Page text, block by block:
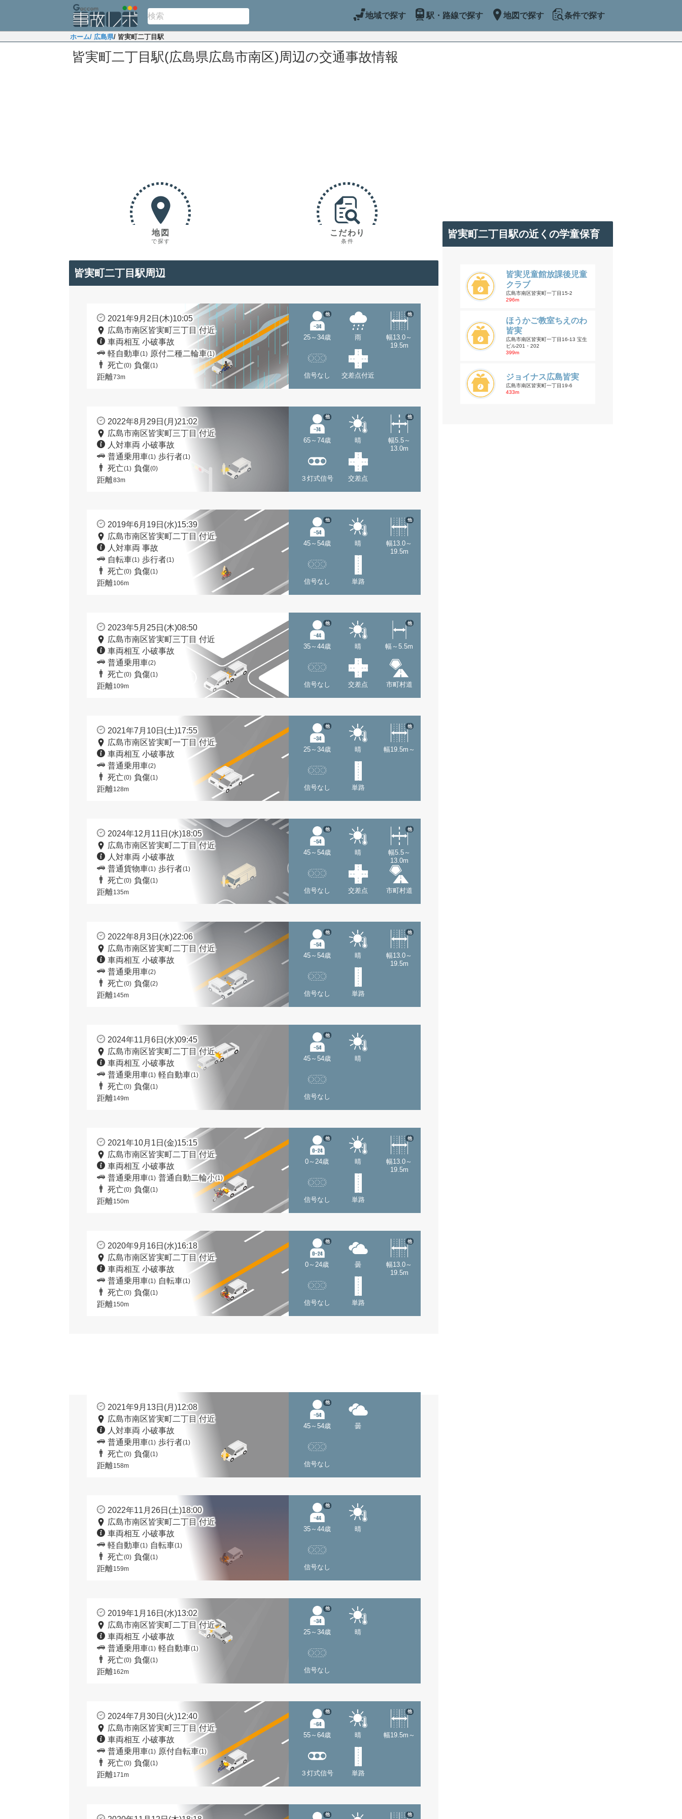
地域で探す 駅・路線で探す 地図で探す 条件で探す
ホーム/ 広島県/ 皆実町二丁目駅
皆実町二丁目駅(広島県広島市南区)周辺の交通事故情報
地図
で探す
こだわり
条件
皆実町二丁目駅周辺
2021年9月2日(木)10:05
広島市南区皆実町三丁目 付近
車両相互 小破事故
軽自動車(1) 原付二種二輪車(1)
死亡(0) 負傷(1)
距離73m
25～34歳
他
雨
幅13.0～
19.5m
他
信号なし 交差点付近
2022年8月29日(月)21:02
広島市南区皆実町三丁目 付近
人対車両 小破事故
普通乗用車(1) 歩行者(1)
死亡(1) 負傷(0)
距離83m
65～74歳
他
晴
幅5.5～
13.0m
他
３灯式信号 交差点
2019年6月19日(水)15:39
広島市南区皆実町二丁目 付近
人対車両 事故
自転車(1) 歩行者(1)
死亡(0) 負傷(1)
距離106m
45～54歳
他
晴
幅13.0～
19.5m
他
信号なし 単路
2023年5月25日(木)08:50
広島市南区皆実町三丁目 付近
車両相互 小破事故
普通乗用車(2)
死亡(0) 負傷(1)
距離109m
35～44歳
他
晴 幅～5.5m
他
信号なし 交差点 市町村道
2021年7月10日(土)17:55
広島市南区皆実町一丁目 付近
車両相互 小破事故
普通乗用車(2)
死亡(0) 負傷(1)
距離128m
25～34歳
他
晴 幅19.5m～
他
信号なし 単路
2024年12月11日(水)18:05
広島市南区皆実町二丁目 付近
人対車両 小破事故
普通貨物車(1) 歩行者(1)
死亡(0) 負傷(1)
距離135m
45～54歳
他
晴
幅5.5～
13.0m
他
信号なし 交差点 市町村道
2022年8月3日(水)22:06
広島市南区皆実町二丁目 付近
車両相互 小破事故
普通乗用車(2)
死亡(0) 負傷(2)
距離145m
45～54歳
他
晴
幅13.0～
19.5m
他
信号なし 単路
2024年11月6日(水)09:45
広島市南区皆実町二丁目 付近
車両相互 小破事故
普通乗用車(1) 軽自動車(1)
死亡(0) 負傷(1)
距離149m
45～54歳
他
晴
信号なし
2021年10月1日(金)15:15
広島市南区皆実町二丁目 付近
車両相互 小破事故
普通乗用車(1) 普通自動二輪小(1)
死亡(0) 負傷(1)
距離150m
0～24歳
他
晴
幅13.0～
19.5m
他
信号なし 単路
2020年9月16日(水)16:18
広島市南区皆実町二丁目 付近
車両相互 小破事故
普通乗用車(1) 自転車(1)
死亡(0) 負傷(1)
距離150m
0～24歳
他
曇
幅13.0～
19.5m
他
信号なし 単路
2021年9月13日(月)12:08
広島市南区皆実町二丁目 付近
人対車両 小破事故
普通乗用車(1) 歩行者(1)
死亡(0) 負傷(1)
距離158m
45～54歳
他
曇
信号なし
2022年11月26日(土)18:00
広島市南区皆実町二丁目 付近
車両相互 小破事故
軽自動車(1) 自転車(1)
死亡(0) 負傷(1)
距離159m
35～44歳
他
晴
信号なし
2019年1月16日(水)13:02
広島市南区皆実町二丁目 付近
車両相互 小破事故
普通乗用車(1) 軽自動車(1)
死亡(0) 負傷(1)
距離162m
25～34歳
他
晴
信号なし
2024年7月30日(火)12:40
広島市南区皆実町三丁目 付近
車両相互 小破事故
普通乗用車(1) 原付自転車(1)
死亡(0) 負傷(1)
距離171m
55～64歳
他
晴 幅19.5m～
他
３灯式信号 単路
他 他
皆実町二丁目駅の近くの学童保育
皆実児童館放課後児童
クラブ
広島市南区皆実町一丁目15-2
296m
ほうかご教室ちえのわ
皆実
広島市南区皆実町一丁目16-13 宝生
ビル201・202
399m
ジョイナス広島皆実
広島市南区皆実町一丁目19-6
433m